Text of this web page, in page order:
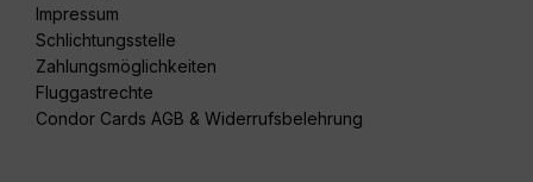
Impressum
Schlichtungsstelle
Zahlungsmöglichkeiten
Fluggastrechte
Condor Cards AGB & Widerrufsbelehrung